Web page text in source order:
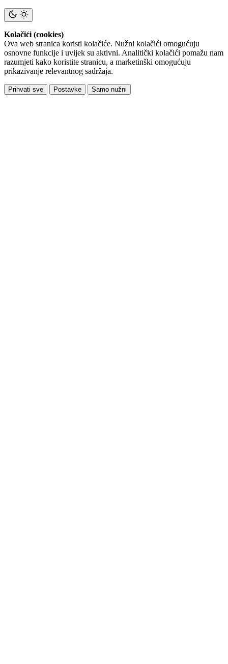
Kolačići (cookies)
Ova web stranica koristi kolačiće. Nužni kolačići omogućuju
osnovne funkcije i uvijek su aktivni. Analitički kolačići pomažu nam
razumjeti kako koristite stranicu, a marketinški omogućuju
prikazivanje relevantnog sadržaja.
Prihvati sve Postavke Samo nužni